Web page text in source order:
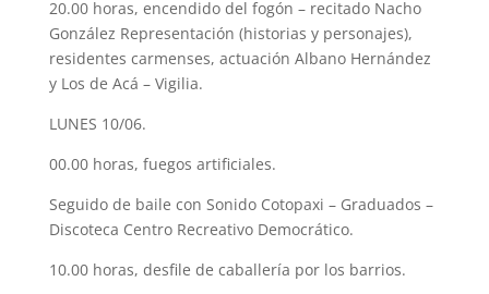
20.00 horas, encendido del fogón – recitado Nacho
González Representación (historias y personajes),
residentes carmenses, actuación Albano Hernández
y Los de Acá – Vigilia.
LUNES 10/06.
00.00 horas, fuegos artificiales.
Seguido de baile con Sonido Cotopaxi – Graduados –
Discoteca Centro Recreativo Democrático.
10.00 horas, desfile de caballería por los barrios.